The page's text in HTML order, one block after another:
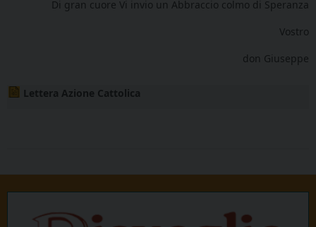
Di gran cuore Vi invio un Abbraccio colmo di Speranza
Vostro
don Giuseppe
Lettera Azione Cattolica